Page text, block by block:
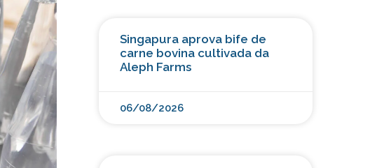
Singapura aprova bife de
carne bovina cultivada da
Aleph Farms
06/08/2026